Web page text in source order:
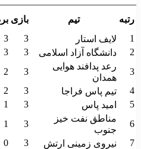
رتبه
تیم بازی
1
لایف استار 3
3
2
دانشگاه آزاد اسلامی 3
3
3
رعد پدافند هوایی
همدان
3
2
4
تیم پاس فراجا 3
2
5
امید پاس 3
1
6
مناطق نفت خیز
جنوب
3
1
7
نیروی زمینی ارتش 3
0